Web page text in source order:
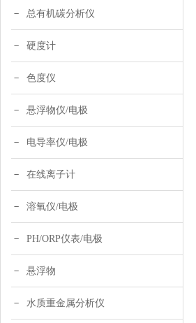
总有机碳分析仪
硬度计
色度仪
悬浮物仪/电极
电导率仪/电极
在线离子计
溶氧仪/电极
PH/ORP仪表/电极
悬浮物
水质重金属分析仪